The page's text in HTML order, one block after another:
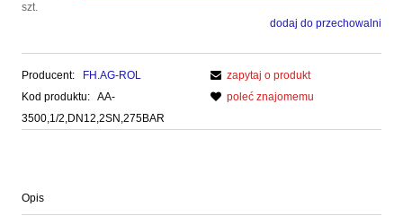
szt.
dodaj do przechowalni
Producent:
FH.AG-ROL
Kod produktu: AA-
3500,1/2,DN12,2SN,275BAR
zapytaj o produkt
poleć znajomemu
Opis